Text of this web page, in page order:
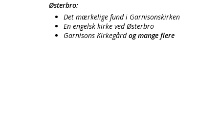
Østerbro:
Det mærkelige fund i Garnisonskirken
En engelsk kirke ved Østerbro
Garnisons Kirkegårdog mange flere